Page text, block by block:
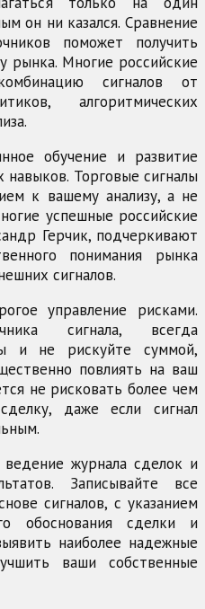
он ни казался. Сравнение
поможет получить
рынка. Многие российские
сигналов от
алгоритмических
обучение и развитие
навыков. Торговые сигналы
к вашему анализу, а не
успешные российские
Герчик, подчеркивают
понимания рынка
сигналов.
управление рисками.
сигнала, всегда
и не рискуйте суммой,
повлиять на ваш
не рисковать более чем
даже если сигнал
журнала сделок и
Записывайте все
сигналов, с указанием
обоснования сделки и
наиболее надежные
ваши собственные